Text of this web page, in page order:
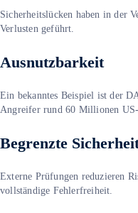
Sicherheitslücken haben in der
Verlusten geführt.
Ausnutzbarkeit
Ein bekanntes Beispiel ist der
Angreifer rund 60 Millionen
Begrenzte
Externe Prüfungen reduzieren
vollständige Fehlerfreiheit.